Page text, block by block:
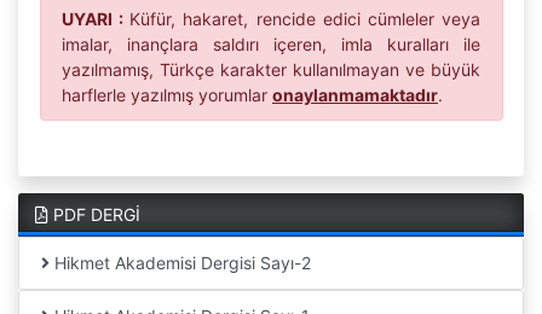
UYARI : Küfür, hakaret, rencide edici cümleler veya
imalar, inançlara saldırı içeren, imla kuralları ile
yazılmamış, Türkçe karakter kullanılmayan ve büyük
harflerle yazılmış yorumlar onaylanmamaktadır.
PDF DERGİ
Hikmet Akademisi Dergisi Sayı-2